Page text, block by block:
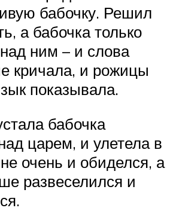
бабочку. Решил
а бабочка только
ним – и слова
кричала, и рожицы
показывала.
бабочка
царем, и улетела в
очень и обиделся, а
развеселился и